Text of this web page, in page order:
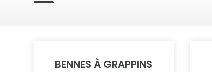
BENNES À GRAPPINS